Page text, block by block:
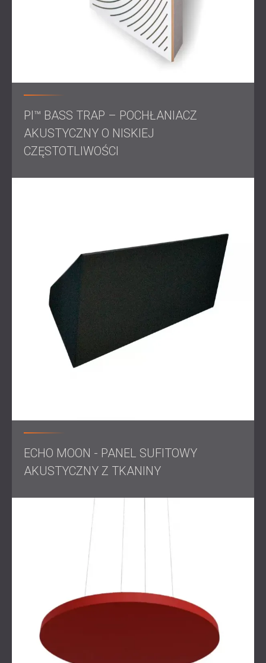
PI™ BASS TRAP – POCHŁANIACZ
AKUSTYCZNY O NISKIEJ
CZĘSTOTLIWOŚCI
ECHO MOON - PANEL SUFITOWY
AKUSTYCZNY Z TKANINY